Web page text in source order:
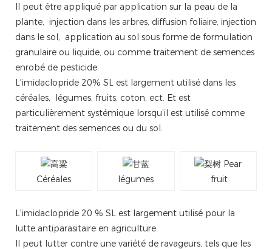
Il peut être appliqué par application sur la peau de la
plante, injection dans les arbres, diffusion foliaire, injection
dans le sol, application au sol sous forme de formulation
granulaire ou liquide, ou comme traitement de semences
enrobé de pesticide.
L'imidaclopride 20% SL est largement utilisé dans les
céréales, légumes, fruits, coton, ect. Et est
particulièrement systémique lorsqu’il est utilisé comme
traitement des semences ou du sol.
Céréales légumes fruit
L'imidaclopride 20 % SL est largement utilisé pour la
lutte antiparasitaire en agriculture.
Il peut lutter contre une variété de ravageurs, tels que les